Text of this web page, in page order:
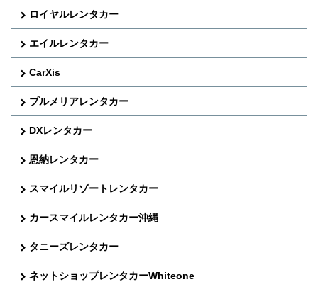
ロイヤルレンタカー
エイルレンタカー
CarXis
プルメリアレンタカー
DXレンタカー
恩納レンタカー
スマイルリゾートレンタカー
カースマイルレンタカー沖縄
タニーズレンタカー
ネットショップレンタカーWhiteone